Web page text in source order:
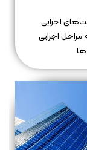
اجرایی
اجرایی